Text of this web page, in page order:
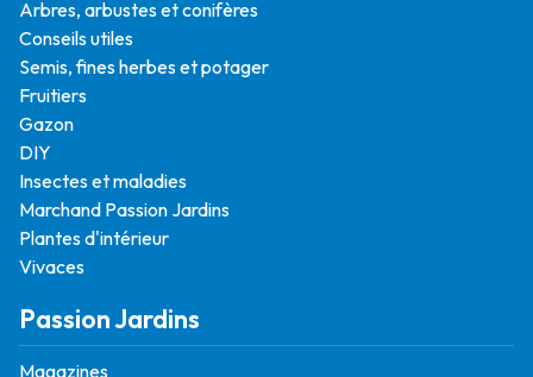
Arbres, arbustes et conifères
Conseils utiles
Semis, fines herbes et potager
Fruitiers
Gazon
DIY
Insectes et maladies
Marchand Passion Jardins
Plantes d'intérieur
Vivaces
Passion Jardins
Magazines